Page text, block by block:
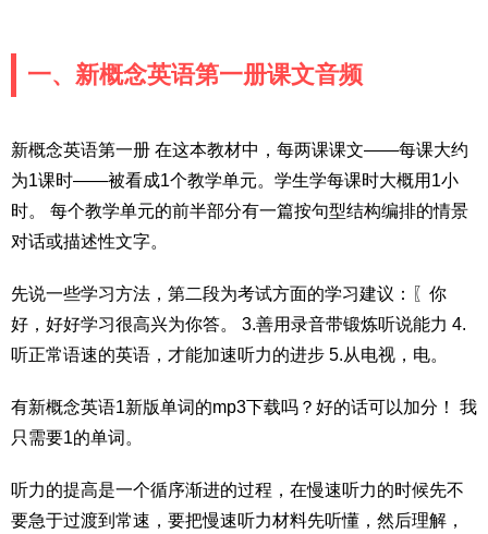
一、新概念英语第一册课文音频
新概念英语第一册 在这本教材中，每两课课文——每课大约
为1课时——被看成1个教学单元。学生学每课时大概用1小
时。 每个教学单元的前半部分有一篇按句型结构编排的情景
对话或描述性文字。
先说一些学习方法，第二段为考试方面的学习建议：〖你
好，好好学习很高兴为你答。 3.善用录音带锻炼听说能力 4.
听正常语速的英语，才能加速听力的进步 5.从电视，电。
有新概念英语1新版单词的mp3下载吗？好的话可以加分！ 我
只需要1的单词。
听力的提高是一个循序渐进的过程，在慢速听力的时候先不
要急于过渡到常速，要把慢速听力材料先听懂，然后理解，